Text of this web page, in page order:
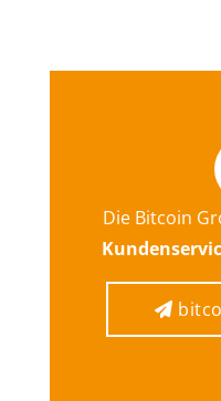
Die Bitcoin
Hier